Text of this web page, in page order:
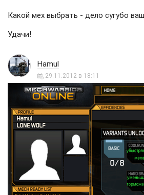
Какой мех выбрать - дело сугубо
Удачи!
Hamul
29.11.2012 в 18:11